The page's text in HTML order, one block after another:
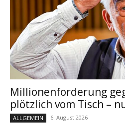
Millionenforderung
plötzlich vom Tisch –
ALLGEMEIN 6. August 2026